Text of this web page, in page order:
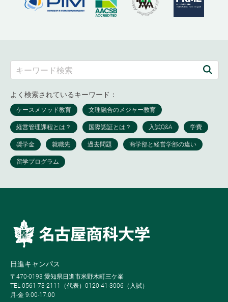
よく検索されているキーワード：
日進キャンパス
〒470-0193 愛知県日進市米野木町三ケ峯
TEL 0561-73-2111（代表）0120-41-3006（入試）
月-金 9:00-17:00